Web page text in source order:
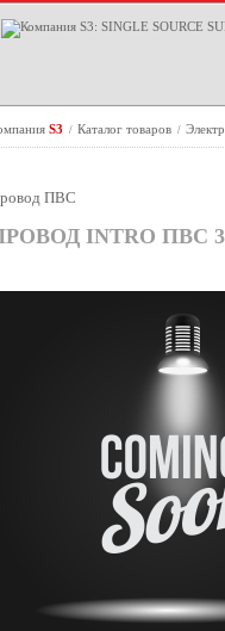
S3 / Каталог товаров /
ПВС
INTRO ПВС